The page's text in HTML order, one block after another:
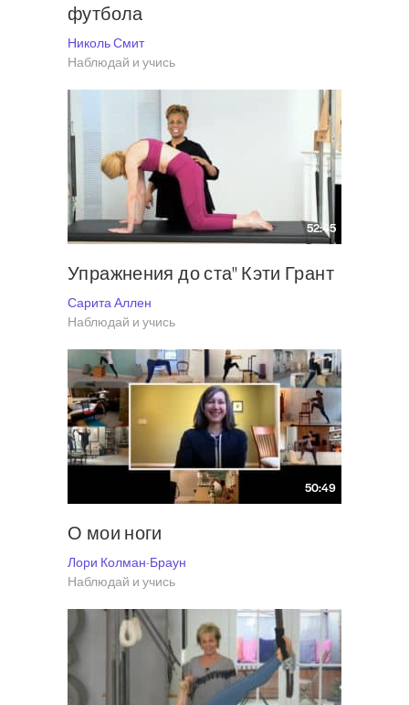
футбола
Николь Смит
Наблюдай и учись
52:45
Упражнения до ста" Кэти Грант
Сарита Аллен
Наблюдай и учись
50:49
О мои ноги
Лори Колман-Браун
Наблюдай и учись